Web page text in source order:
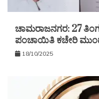
ಚಾಮರಾಜನಗರ: 27
ಪಂಚಾಯಿತಿ ಕಚೇರಿ
18/10/2025